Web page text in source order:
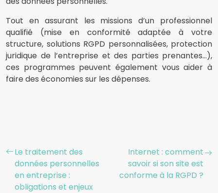
Tout en assurant les missions d’un professionnel
qualifié (mise en conformité adaptée à votre
structure, solutions RGPD personnalisées, protection
juridique de l’entreprise et des parties prenantes…),
ces programmes peuvent également vous aider à
faire des économies sur les dépenses.
Le traitement des
données personnelles
en entreprise :
obligations et enjeux
Internet : comment
savoir si son site est
conforme à la RGPD ?